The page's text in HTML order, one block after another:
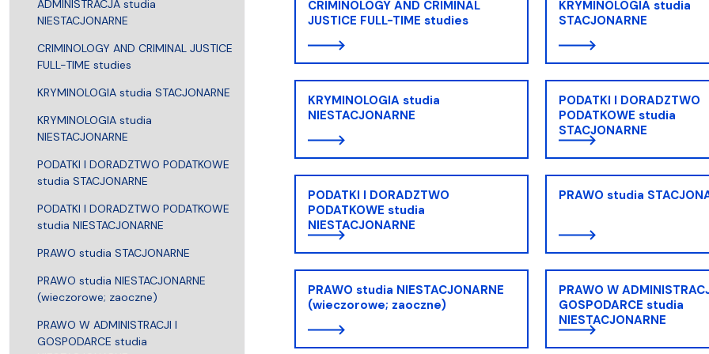
CRIMINOLOGY AND CRIMINAL
JUSTICE FULL-TIME studies
KRYMINOLOGIA studia
STACJONARNE
KRYMINOLOGIA studia
NIESTACJONARNE
PODATKI I DORADZTWO
PODATKOWE studia
STACJONARNE
PODATKI I DORADZTWO
PODATKOWE studia
NIESTACJONARNE
PRAWO studia
PRAWO studia NIESTACJONARNE
(wieczorowe; zaoczne)
PRAWO W
GOSPODARCE studia
NIESTACJONARNE
ADMINISTRACJA studia
NIESTACJONARNE
CRIMINOLOGY AND CRIMINAL JUSTICE
FULL-TIME studies
KRYMINOLOGIA studia STACJONARNE
KRYMINOLOGIA studia
NIESTACJONARNE
PODATKI I DORADZTWO PODATKOWE
studia STACJONARNE
PODATKI I DORADZTWO PODATKOWE
studia NIESTACJONARNE
PRAWO studia STACJONARNE
PRAWO studia NIESTACJONARNE
(wieczorowe; zaoczne)
PRAWO W ADMINISTRACJI I
GOSPODARCE studia